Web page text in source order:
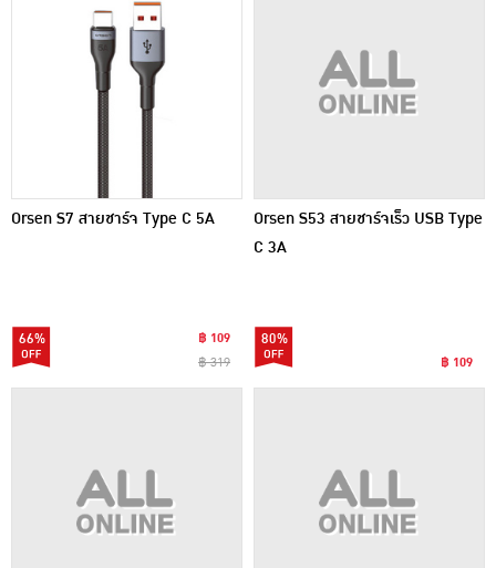
Orsen S7 สายชาร์จ Type C 5A
66%
฿ 109
฿ 319
Orsen S53 สายชาร์จเร็ว USB Type
C 3A
80%
฿ 109